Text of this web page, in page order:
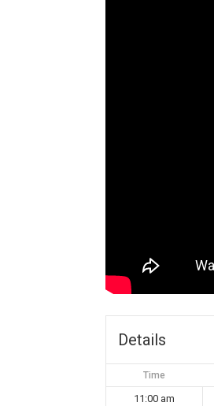
Details
Time
11:00 am